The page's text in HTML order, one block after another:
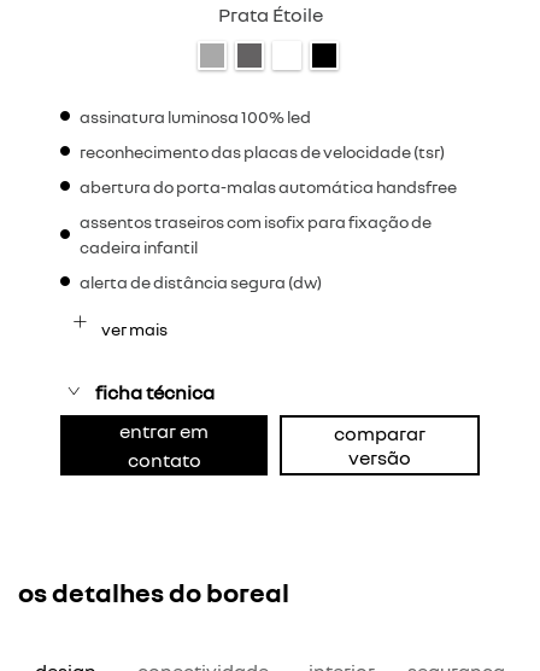
Prata Étoile
assinatura luminosa 100% led
reconhecimento das placas de velocidade (tsr)
abertura do porta-malas automática handsfree
assentos traseiros com isofix para fixação de
cadeira infantil
alerta de distância segura (dw)
ver mais
ficha técnica
entrar em
contato
comparar
versão
os detalhes do boreal